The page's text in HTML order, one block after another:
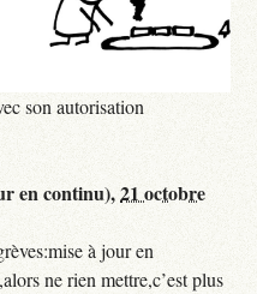
son autorisation
en continu),21 octobre
à jour en
ne rien mettre,c’est plus